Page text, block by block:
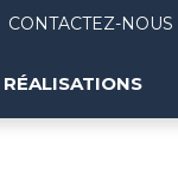
CONTACTEZ-NOUS
RÉALISATIONS